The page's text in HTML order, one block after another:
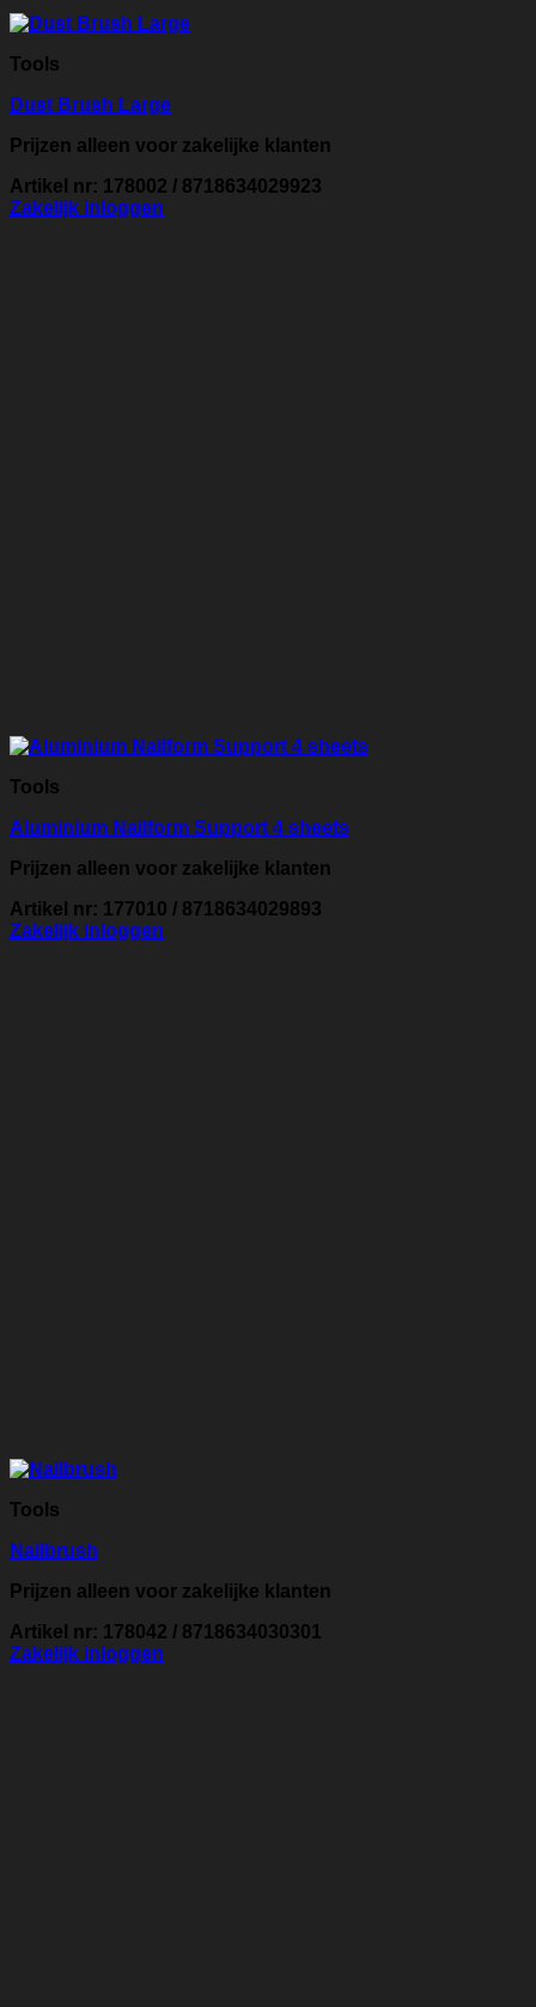
Tools
Dust Brush Large
Prijzen alleen voor zakelijke klanten
Artikel nr: 178002 / 8718634029923
Zakelijk inloggen
Tools
Aluminium Nailform Support 4 sheets
Prijzen alleen voor zakelijke klanten
Artikel nr: 177010 / 8718634029893
Zakelijk inloggen
Tools
Nailbrush
Prijzen alleen voor zakelijke klanten
Artikel nr: 178042 / 8718634030301
Zakelijk inloggen